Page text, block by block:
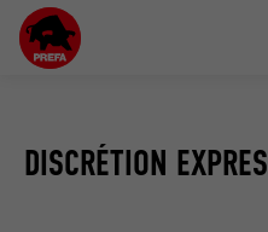
DISCRÉTION